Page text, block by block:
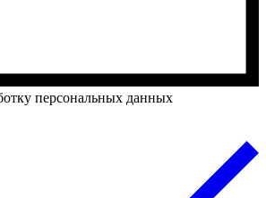
персональных данных